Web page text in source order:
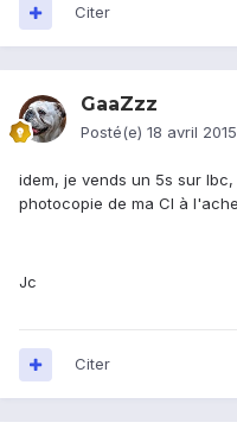
Citer
GaaZzz
Posté(e) 18 avril 2015
idem, je vends un 5s sur
photocopie de ma CI à
Jc
Citer